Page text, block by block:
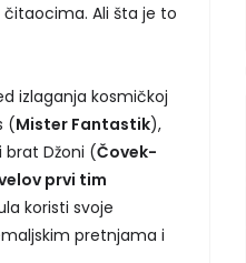
Ali šta je to
izlaganja kosmičkoj
(Mister Fantastik),
Džoni (Čovek-
prvi tim
koristi svoje
pretnjama i